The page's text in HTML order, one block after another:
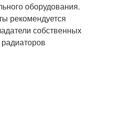
оборудования.
рекомендуется
собственных